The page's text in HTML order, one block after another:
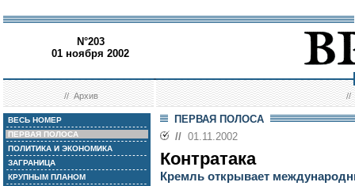
N°203
01 ноября 2002
//Архив //
ВЕСЬ НОМЕР
ПЕРВАЯ ПОЛОСА
ПОЛИТИКА И ЭКОНОМИКА
ЗАГРАНИЦА
КРУПНЫМ ПЛАНОМ
ПЕРВАЯ ПОЛОСА
// 01.11.2002
Контратака
Кремль открывает